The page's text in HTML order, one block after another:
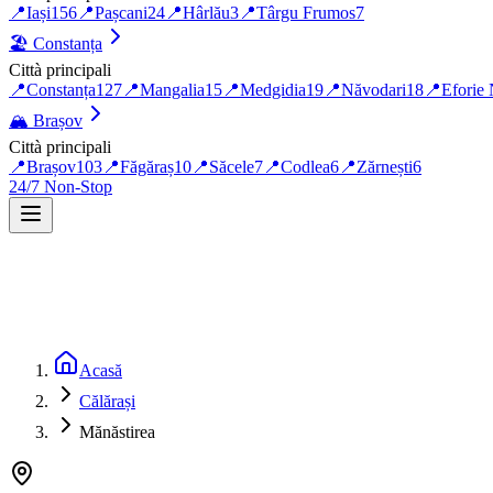
📍Iași156 📍Pașcani24 📍Hârlău3 📍Târgu Frumos7
🏖️ Constanța
Città principali
📍Constanța127 📍Mangalia15 📍Medgidia19 📍Năvodari18 📍Eforie
🏔️ Brașov
Città principali
📍Brașov103 📍Făgăraș10 📍Săcele7 📍Codlea6 📍Zărnești6
24/7 Non-Stop
Acasă
Călărași
Mănăstirea